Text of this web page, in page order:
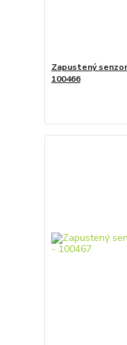
Zapustený
100466